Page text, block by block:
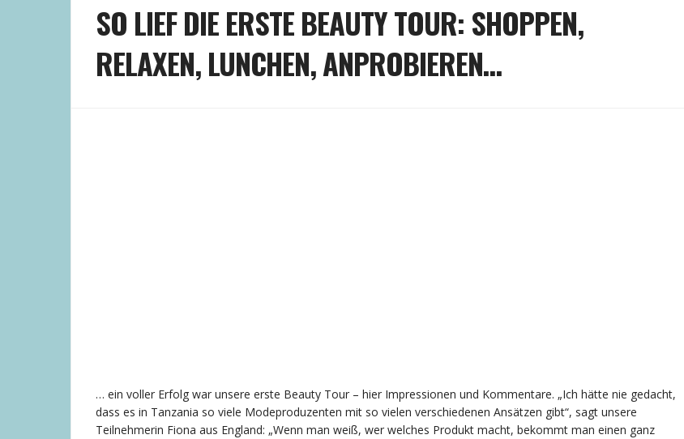
SO LIEF DIE ERSTE BEAUTY TOUR: SHOPPEN,
RELAXEN, LUNCHEN, ANPROBIEREN…
… ein voller Erfolg war unsere erste Beauty Tour – hier Impressionen und Kommentare. „Ich hätte nie gedacht,
dass es in Tanzania so viele Modeproduzenten mit so vielen verschiedenen Ansätzen gibt“, sagt unsere
Teilnehmerin Fiona aus England: „Wenn man weiß, wer welches Produkt macht, bekommt man einen ganz